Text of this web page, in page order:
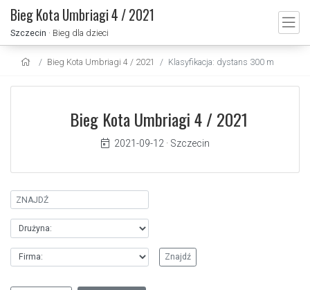
Bieg Kota Umbriagi 4 / 2021
Szczecin · Bieg dla dzieci
Bieg Kota Umbriagi 4 / 2021 Klasyfikacja: dystans 300 m
Bieg Kota Umbriagi 4 / 2021
2021-09-12 · Szczecin